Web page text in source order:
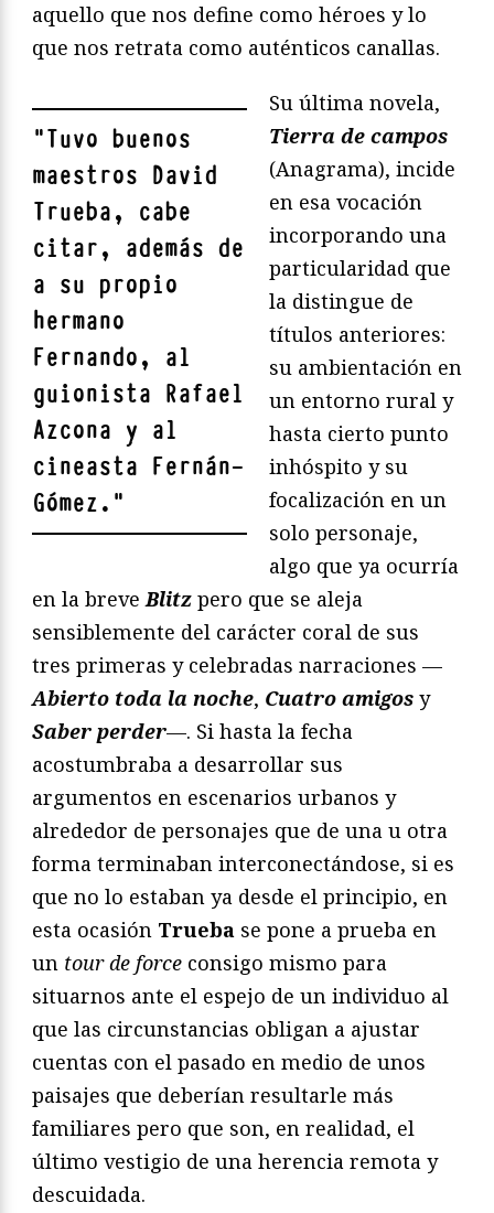
aquello que nos define como héroes y lo
que nos retrata como auténticos canallas.
"Tuvo buenos
maestros David
Trueba, cabe
citar, además de
a su propio
hermano
Fernando, al
guionista Rafael
Azcona y al
cineasta Fernán-
Gómez. "
Su última novela,
Tierra de campos
(Anagrama), incide
en esa vocación
incorporando una
particularidad que
la distingue de
títulos anteriores:
su ambientación en
un entorno rural y
hasta cierto punto
inhóspito y su
focalización en un
solo personaje,
algo que ya ocurría
en la breveBlitz pero que se aleja
sensiblemente del carácter coral de sus
tres primeras y celebradas narraciones —
Abierto toda la noche, Cuatro amigos y
Saber perder—. Si hasta la fecha
acostumbraba a desarrollar sus
argumentos en escenarios urbanos y
alrededor de personajes que de una u otra
forma terminaban interconectándose, si es
que no lo estaban ya desde el principio, en
esta ocasión Trueba se pone a prueba en
un tour de force consigo mismo para
situarnos ante el espejo de un individuo al
que las circunstancias obligan a ajustar
cuentas con el pasado en medio de unos
paisajes que deberían resultarle más
familiares pero que son, en realidad, el
último vestigio de una herencia remota y
descuidada.